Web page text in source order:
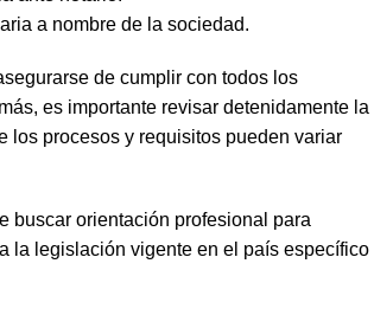
a nombre de la sociedad.
de cumplir con todos los
es importante revisar detenidamente la
los procesos y requisitos pueden variar
buscar orientación profesional para
la legislación vigente en el país específico